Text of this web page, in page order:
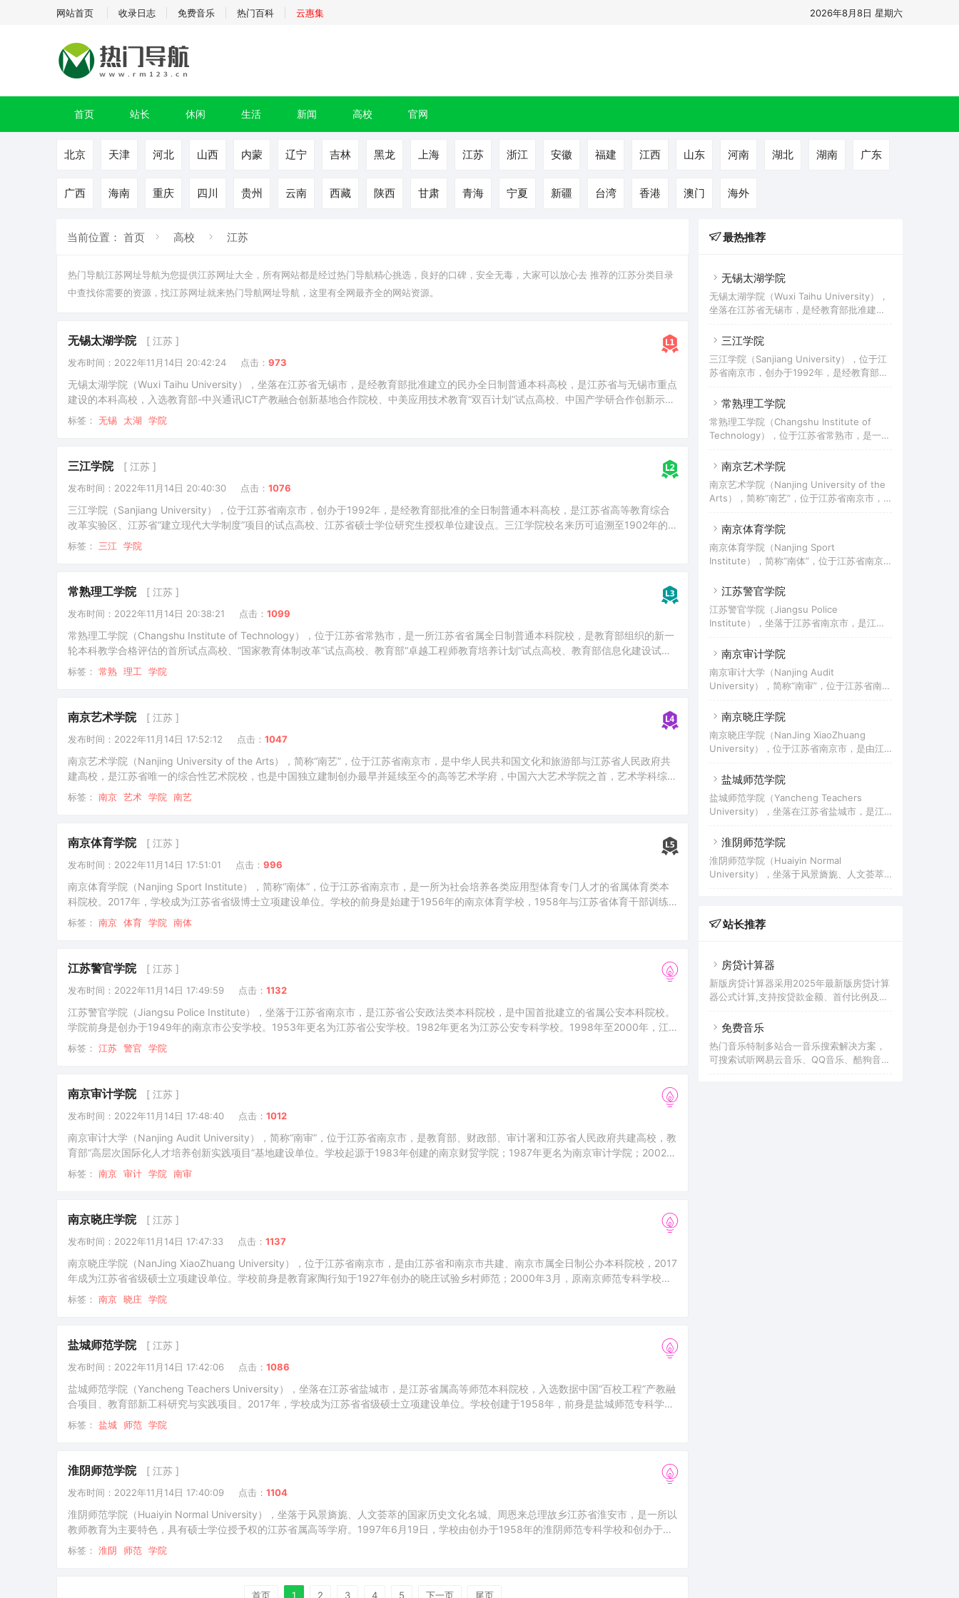
网站首页 收录日志 免费音乐 热门百科 云惠集 2026年8月8日 星期六
首页 站长 休闲 生活 新闻 高校 官网
北京 天津 河北 山西 内蒙 辽宁 吉林 黑龙 上海 江苏 浙江 安徽 福建 江西 山东 河南 湖北 湖南 广东
广西 海南 重庆 四川 贵州 云南 西藏 陕西 甘肃 青海 宁夏 新疆 台湾 香港 澳门 海外
当前位置： 首页 高校 江苏
热门导航江苏网址导航为您提供江苏网址大全，所有网站都是经过热门导航精心挑选，良好的口碑，安全无毒，大家可以放心去 推荐的江苏分类目录
中查找你需要的资源，找江苏网址就来热门导航网址导航，这里有全网最齐全的网站资源。
无锡太湖学院 [ 江苏 ]
发布时间：2022年11月14日 20:42:24 点击： 973
无锡太湖学院（Wuxi Taihu University），坐落在江苏省无锡市，是经教育部批准建立的民办全日制普通本科高校，是江苏省与无锡市重点
建设的本科高校，入选教育部-中兴通讯ICT产教融合创新基地合作院校、中美应用技术教育“双百计划”试点高校、中国产学研合作创新示范
基地、全国应用型高校创新创业示范校、江苏省平安校园示范高校，为全国新转设本科高校联盟理事长、全国新建本科院校联盟副理事长、
全国非营利性高校联盟副主席单位。学校前身是2002年成立的江南大学太湖学院。2011年教育部批准转设为独立
标签： 无锡 太湖 学院
三江学院 [ 江苏 ]
发布时间：2022年11月14日 20:40:30 点击： 1076
三江学院（Sanjiang University），位于江苏省南京市，创办于1992年，是经教育部批准的全日制普通本科高校，是江苏省高等教育综合
改革实验区、江苏省“建立现代大学制度”项目的试点高校、江苏省硕士学位研究生授权单位建设点。三江学院校名来历可追溯至1902年的
“三江师范学堂”。1992年东南大学、南京大学等高校的四位退休和即将退休的教授、干部发起并创办“三江大学”，1995年4月由原国家教委
批准正式建校，2002年2月经国家教育部批准升格为本科高校，定名为“三江学院”。2017年，学校
标签： 三江 学院
常熟理工学院 [ 江苏 ]
发布时间：2022年11月14日 20:38:21 点击： 1099
常熟理工学院（Changshu Institute of Technology），位于江苏省常熟市，是一所江苏省省属全日制普通本科院校，是教育部组织的新一
轮本科教学合格评估的首所试点高校、“国家教育体制改革”试点高校、教育部“卓越工程师教育培养计划”试点高校、教育部信息化建设试点
高校、“国家级新工科研究与实践项目”入选高校、江苏省首所省市共建试点高校。2017年，学校成为江苏省省级硕士立项建设单位。该校前
身是创办于1958年的苏州师范专科学校和1984年建校的常熟职业大学，1989年两校合并为常
标签： 常熟 理工 学院
南京艺术学院 [ 江苏 ]
发布时间：2022年11月14日 17:52:12 点击： 1047
南京艺术学院（Nanjing University of the Arts），简称“南艺”，位于江苏省南京市，是中华人民共和国文化和旅游部与江苏省人民政府共
建高校，是江苏省唯一的综合性艺术院校，也是中国独立建制创办最早并延续至今的高等艺术学府，中国六大艺术学院之首，艺术学科综合
实力位居全国第一，入选国家级人才培养模式创新实验区、国家级特色专业建设项目、教育部“双万计划”、江苏高校文化创意协同创新中
心、江苏高校优势学科建设工程、江苏省首批新型重点高端智库，南艺催生了中国最早的艺术学制，开创了中国最
标签： 南京 艺术 学院 南艺
南京体育学院 [ 江苏 ]
发布时间：2022年11月14日 17:51:01 点击： 996
南京体育学院（Nanjing Sport Institute），简称“南体”，位于江苏省南京市，是一所为社会培养各类应用型体育专门人才的省属体育类本
科院校。2017年，学校成为江苏省省级博士立项建设单位。学校的前身是始建于1956年的南京体育学校，1958年与江苏省体育干部训练
班和江苏师范学院体育专修科合并，成立南京体育学院。据2021年4月学校官网显示，学校占地面积占地640余亩；下设11个单位，开设15
个本科专业；有专任教师422人，有各类在校生7000余人。
标签： 南京 体育 学院 南体
江苏警官学院 [ 江苏 ]
发布时间：2022年11月14日 17:49:59 点击： 1132
江苏警官学院（Jiangsu Police Institute），坐落于江苏省南京市，是江苏省公安政法类本科院校，是中国首批建立的省属公安本科院校。
学院前身是创办于1949年的南京市公安学校。1953年更名为江苏省公安学校。1982年更名为江苏公安专科学校。1998年至2000年，江
苏省人民警察学校、江苏省司法学校先后并入江苏公安专科学校。2002年学校升格为本科院校，更名为江苏警官学院。2011年被江苏省学
位委员会列为专业学位研究生培养省立项建设单位，2012年起与南京师范大学、南京工业大学联
标签： 江苏 警官 学院
南京审计学院 [ 江苏 ]
发布时间：2022年11月14日 17:48:40 点击： 1012
南京审计大学（Nanjing Audit University），简称“南审”，位于江苏省南京市，是教育部、财政部、审计署和江苏省人民政府共建高校，教
育部“高层次国际化人才培养创新实践项目”基地建设单位。学校起源于1983年创建的南京财贸学院；1987年更名为南京审计学院；2002年
南京金融高等专科学校并入；2013年成为硕士学位授予单位；2015年经教育部批准更为南京审计大学；2021年获批博士学位授予单位（需
加强建设）。 截至2022年5月，南京审计大学占地面积120万平方米，拥有
标签： 南京 审计 学院 南审
南京晓庄学院 [ 江苏 ]
发布时间：2022年11月14日 17:47:33 点击： 1137
南京晓庄学院（NanJing XiaoZhuang University），位于江苏省南京市，是由江苏省和南京市共建、南京市属全日制公办本科院校，2017
年成为江苏省省级硕士立项建设单位。学校前身是教育家陶行知于1927年创办的晓庄试验乡村师范；2000年3月，原南京师范专科学校、
南京教育学院、南京市晓庄师范学校合并组建成为南京晓庄学院；2014年，南京幼儿高等师范学校并入。截至2022年6月，学校有方山、
莫愁和晓庄（行知园）三个校区，校园总面积近1500亩；设有15个专业学院，47个本科招生专
标签： 南京 晓庄 学院
盐城师范学院 [ 江苏 ]
发布时间：2022年11月14日 17:42:06 点击： 1086
盐城师范学院（Yancheng Teachers University），坐落在江苏省盐城市，是江苏省属高等师范本科院校，入选数据中国“百校工程”产教融
合项目、教育部新工科研究与实践项目。2017年，学校成为江苏省省级硕士立项建设单位。学校创建于1958年，前身是盐城师范专科学校
和盐城教育学院；2002年国家级重点中专盐城商业学校并入；2013年该校入选新疆维吾尔自治区“国培计划”项目——农村小学语文教师脱
产置换培训项目。截至2022年1月，学校有通榆和新长两个校区，校园占地面积1500亩，校舍
标签： 盐城 师范 学院
淮阴师范学院 [ 江苏 ]
发布时间：2022年11月14日 17:40:09 点击： 1104
淮阴师范学院（Huaiyin Normal University），坐落于风景旖旎、人文荟萃的国家历史文化名城、周恩来总理故乡江苏省淮安市，是一所以
教师教育为主要特色，具有硕士学位授予权的江苏省属高等学府。1997年6月19日，学校由创办于1958年的淮阴师范专科学校和创办于
1959年的淮阴教育学院合并组建成立；2000年淮阴师范学校、淮安师范学校并入。2021年，经国务院学位委员会审议通过，淮阴师范学
院获批硕士学位授予单位。截至2021年10月，学校设有17个二级学院，72个普高本科专业，2个
标签： 淮阴 师范 学院
首页 1 2 3 4 5 下一页 尾页
最热推荐
无锡太湖学院
无锡太湖学院（Wuxi Taihu University），
坐落在江苏省无锡市，是经教育部批准建立
锡市重点建设的本科高校，入选教育部-中兴
用技术教育“双百计划”试点高校、中国产学
研合作创新示范基地、全国应用型高校创新
全国新转设本科高校联盟理事长、全国新建
本科院校联盟副理事长、全国非营利性高校
联盟副主席单位。学校前身是2002年成立的
为独立
三江学院
三江学院（Sanjiang University），位于江
苏省南京市，创办于1992年，是经教育部批
育综合改革实验区、江苏省“建立现代大学制
度”项目的试点高校、江苏省硕士学位研究生
授权单位建设点。三江学院校名来历可追溯
至1902年的“三江师范学堂”。1992年东南大
的教授、干部发起并创办“三江大学”，1995
年4月由原国家教委批准正式建校，2002年2
月经国家教育部批准升格为本科高校，定名
常熟理工学院
常熟理工学院（Changshu Institute of
Technology），位于江苏省常熟市，是一所
组织的新一轮本科教学合格评估的首所试点
部“卓越工程师教育培养计划”试点高校、教
育部信息化建设试点高校、“国家级新工科研
建试点高校。2017年，学校成为江苏省省级
硕士立项建设单位。该校前身是创办于1958
年的苏州师范专科学校和1984年建校的常熟
南京艺术学院
南京艺术学院（Nanjing University of the
Arts），简称“南艺”，位于江苏省南京市，
民政府共建高校，是江苏省唯一的综合性艺
术院校，也是中国独立建制创办最早并延续
至今的高等艺术学府，中国六大艺术学院之
首，艺术学科综合实力位居全国第一，入选
色专业建设项目、教育部“双万计划”、江苏
高校文化创意协同创新中心、江苏高校优势
学科建设工程、江苏省首批新型重点高端智
了中国最
南京体育学院
南京体育学院（Nanjing Sport
Institute），简称“南体”，位于江苏省南京
人才的省属体育类本科院校。2017年，学校
前身是始建于1956年的南京体育学校，1958
年与江苏省体育干部训练班和江苏师范学院
2021年4月学校官网显示，学校占地面积占
地640余亩；下设11个单位，开设15个本科
专业；有专任教师422人，有各类在校生
江苏警官学院
江苏警官学院（Jiangsu Police
Institute），坐落于江苏省南京市，是江苏
省属公安本科院校。学院前身是创办于1949
公安学校。1982年更名为江苏公安专科学
校。1998年至2000年，江苏省人民警察学
学校。2002年学校升格为本科院校，更名为
江苏警官学院。2011年被江苏省学位委员会
列为专业学位研究生培养省立项建设单位，
南京审计学院
南京审计大学（Nanjing Audit
University），简称“南审”，位于江苏省南京
民政府共建高校，教育部“高层次国际化人才
于1983年创建的南京财贸学院；1987年更名
为南京审计学院；2002年南京金融高等专科
2015年经教育部批准更为南京审计大学；
2021年获批博士学位授予单位（需加强建
设）。 截至2022年5月，南京审计大学占地
南京晓庄学院
南京晓庄学院（NanJing XiaoZhuang
University），位于江苏省南京市，是由江
科院校，2017年成为江苏省省级硕士立项建
创办的晓庄试验乡村师范；2000年3月，原
南京师范专科学校、南京教育学院、南京市
2014年，南京幼儿高等师范学校并入。截至
2022年6月，学校有方山、莫愁和晓庄（行
知园）三个校区，校园总面积近1500亩；设
盐城师范学院
盐城师范学院（Yancheng Teachers
University），坐落在江苏省盐城市，是江
校工程”产教融合项目、教育部新工科研究与
士立项建设单位。学校创建于1958年，前身
是盐城师范专科学校和盐城教育学院；2002
目——农村小学语文教师脱产置换培训项
目。截至2022年1月，学校有通榆和新长两
淮阴师范学院
淮阴师范学院（Huaiyin Normal
University），坐落于风景旖旎、人文荟萃
1997年6月19日，学校由创办于1958年的淮
淮安师范学校并入。2021年，经国务院学位
委员会审议通过，淮阴师范学院获批硕士学
位授予单位。截至2021年10月，学校设有17
站长推荐
房贷计算器
新版房贷计算器采用2025年最新版房贷计算
器公式计算,支持按贷款金额、首付比例及按
能房贷计算器,同时支持商业贷款计算器及公
率、首付、月供明细等提供计算参考。
免费音乐
热门音乐特制多站合一音乐搜索解决方案，
可搜索试听网易云音乐、QQ音乐、酷狗音